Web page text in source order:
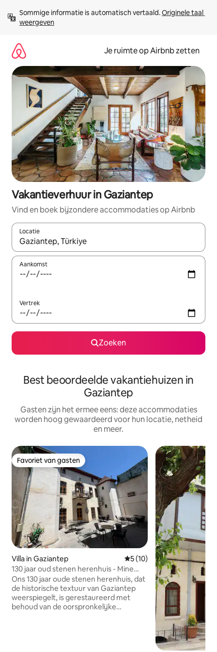
direct
naar
Sommige informatie is automatisch vertaald. Originele taal
weergeven
Je ruimte op Airbnb zetten
Vakantieverhuur in Gaziantep
Vind en boek bijzondere accommodaties op Airbnb
Locatie
Wanneer er suggesties beschikbaar zijn, maak je een keuze
Aankomst
Vertrek
Zoeken
Best beoordeelde vakantiehuizen in
Gaziantep
Gasten zijn het ermee eens: deze accommodaties
worden hoog gewaardeerd voor hun locatie, netheid
en meer.
Favoriet van gasten
Favoriet van gasten
Villa in Gaziantep Gemiddelde beoordeling
5 (10)
130 jaar oud stenen herenhuis - Mine
Guest House
Ons 130 jaar oude stenen herenhuis, dat
de historische textuur van Gaziantep
weerspiegelt, is gerestaureerd met
behoud van de oorspronkelijke